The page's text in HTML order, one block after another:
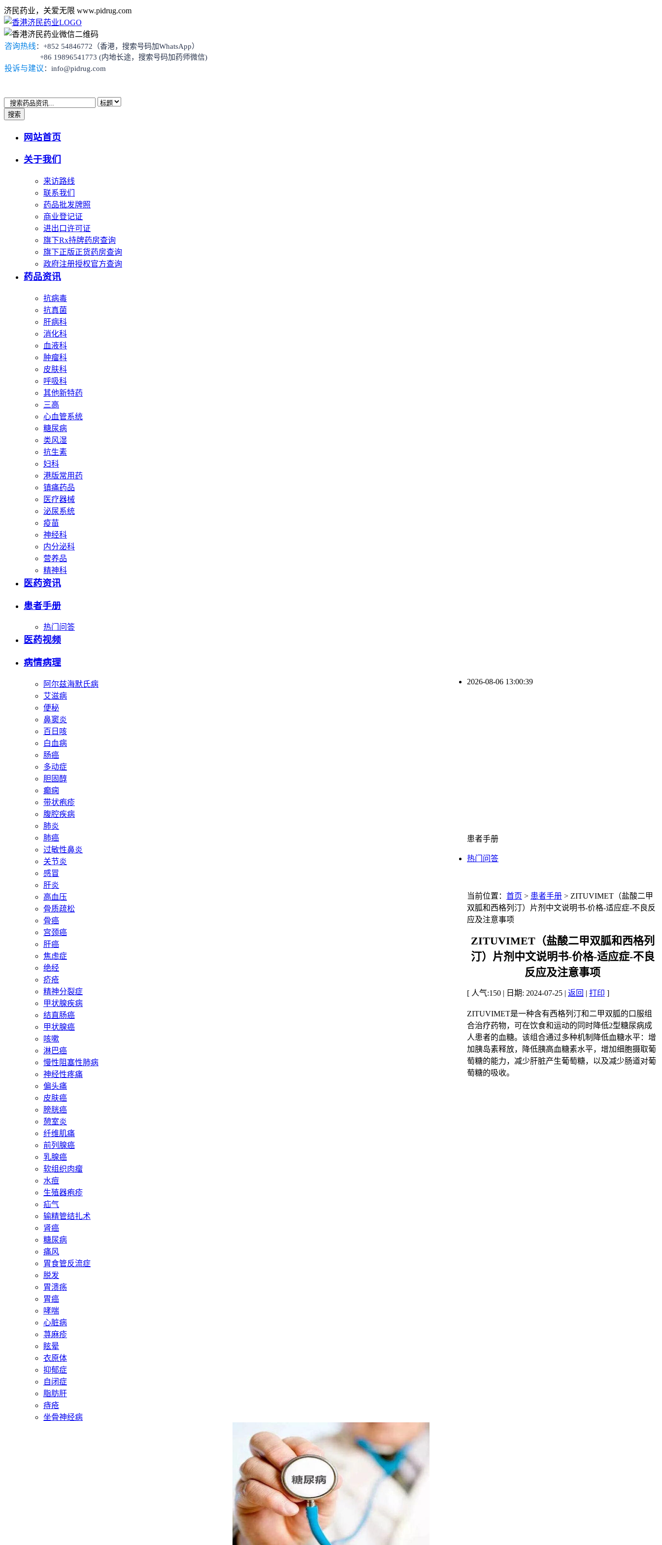
济民药业，关爱无限 www.pidrug.com
咨询热线：+852 54846772（香港，搜索号码加WhatsApp）
+86 19896541773 (内地长途，搜索号码加药师微信)
投诉与建议：info@pidrug.com
搜索
网站首页
关于我们
来访路线
联系我们
药品批发牌照
商业登记证
进出口许可证
旗下Rx持牌药房查询
旗下正版正货药房查询
政府注册授权官方查询
药品资讯
抗病毒
抗真菌
肝病科
消化科
血液科
肿瘤科
皮肤科
呼吸科
其他新特药
三高
心血管系统
糖尿病
类风湿
抗生素
妇科
港版常用药
镇痛药品
医疗器械
泌尿系统
疫苗
神经科
内分泌科
营养品
精神科
医药资讯
患者手册
热门问答
医药视频
病情病理
阿尔兹海默氏病
艾滋病
便秘
鼻窦炎
百日咳
白血病
肠癌
多动症
胆固醇
癫痫
带状疱疹
腹腔疾病
肺炎
肺癌
过敏性鼻炎
关节炎
感冒
肝炎
高血压
骨质疏松
骨癌
宫颈癌
肝癌
焦虑症
绝经
疥疮
精神分裂症
甲状腺疾病
结直肠癌
甲状腺癌
咳嗽
淋巴癌
慢性阻塞性肺病
神经性疼痛
偏头痛
皮肤癌
膀胱癌
憩室炎
纤维肌痛
前列腺癌
乳腺癌
软组织肉瘤
水痘
生殖器疱疹
疝气
输精管结扎术
肾癌
糖尿病
痛风
胃食管反流症
脱发
胃溃疡
胃癌
哮喘
心脏病
荨麻疹
眩晕
衣原体
抑郁症
自闭症
脂肪肝
痔疮
坐骨神经病
2026-08-06 13:00:40
患者手册
热门问答
当前位置： 首页 > 患者手册 > ZITUVIMET（盐酸二甲
双胍和西格列汀）片剂中文说明书-价格-适应症-不良反
应及注意事项
ZITUVIMET（盐酸二甲双胍和西格列
汀）片剂中文说明书-价格-适应症-不良
反应及注意事项
[ 人气:150 | 日期: 2024-07-25 | 返回 | 打印 ]
ZITUVIMET是一种含有西格列汀和二甲双胍的口服组
合治疗药物，可在饮食和运动的同时降低2型糖尿病成
人患者的血糖。 该组合通过多种机制降低血糖水平：增
加胰岛素释放，降低胰高血糖素水平，增加细胞摄取葡
萄糖的能力，减少肝脏产生葡萄糖，以及减少肠道对葡
萄糖的吸收。